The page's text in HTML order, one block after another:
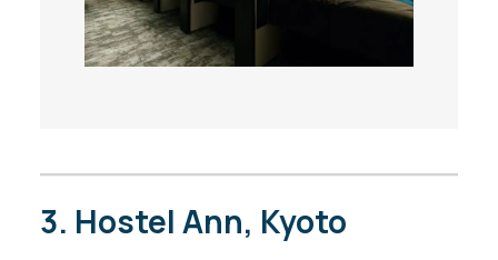
3. Hostel Ann, Kyoto